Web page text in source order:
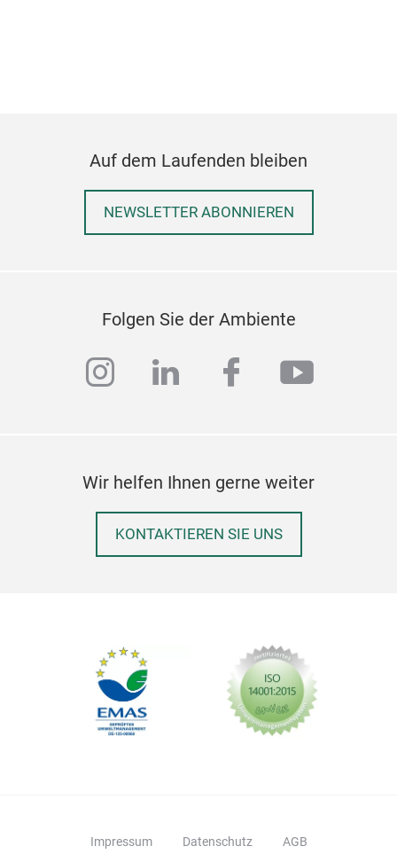
Auf dem Laufenden bleiben
NEWSLETTER ABONNIEREN
Folgen Sie der Ambiente
instagram
linkedinfacebook
Wir helfen Ihnen gerne weiter
KONTAKTIEREN SIE UNS
Impressum Datenschutz AGB